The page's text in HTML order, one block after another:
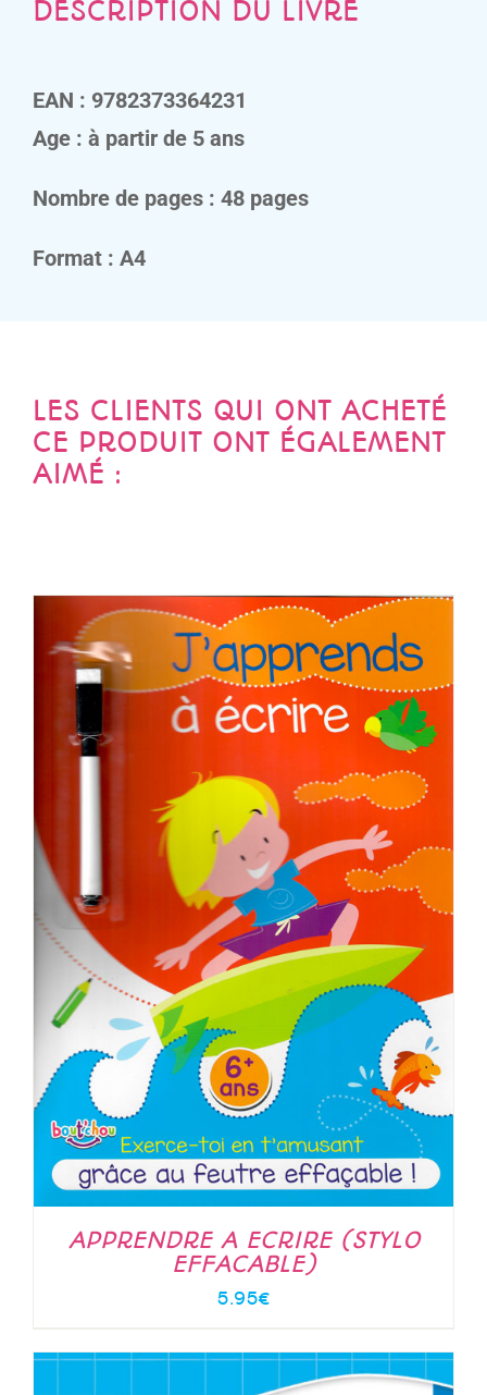
DESCRIPTION DU LIVRE
EAN : 9782373364231
Age : à partir de 5 ans
Nombre de pages : 48 pages
Format : A4
LES CLIENTS QUI ONT ACHETÉ
CE PRODUIT ONT ÉGALEMENT
AIMÉ :
APPRENDRE A ECRIRE (STYLO
EFFACABLE)
5.95€